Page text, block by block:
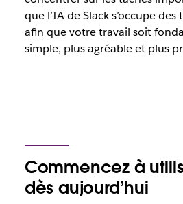
que l’IA de Slack s’occupe
afin que votre travail soit
simple, plus agréable et plus
Commencez à
dès aujourd’hui